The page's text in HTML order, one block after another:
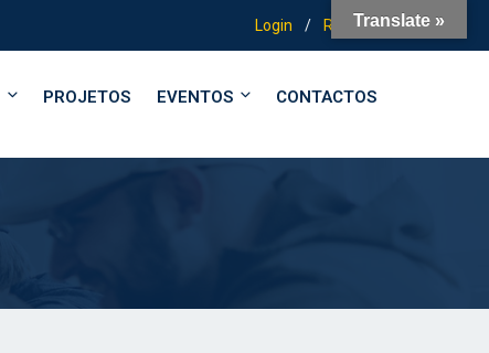
Login / Registo
PROJETOS EVENTOS CONTACTOS
Translate »